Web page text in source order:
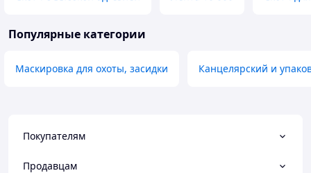
Популярные категории
Маскировка для охоты, засидки Канцелярский и
Покупателям
Продавцам